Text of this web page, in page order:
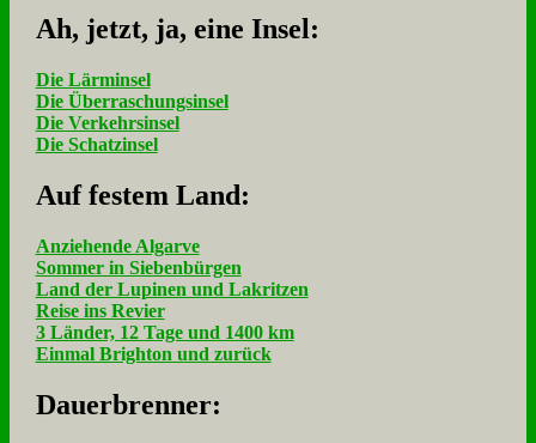
Ah, jetzt, ja, ei­ne In­sel:
Die Lärminsel
Die Überraschungsinsel
Die Verkehrsinsel
Die Schatzinsel
Auf fe­stem Land:
Anziehende Algarve
Sommer in Siebenbürgen
Land der Lupinen und Lakritzen
Reise ins Revier
3 Länder, 12 Tage und 1400 km
Einmal Brighton und zurück
Dau­er­bren­ner: